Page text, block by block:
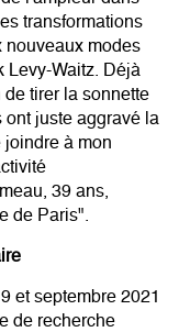
transformations
nouveaux modes
Levy-Waitz. Déjà
tirer la sonnette
ont juste aggravé la
à mon
39 ans,
de Paris".
et septembre 2021
de recherche